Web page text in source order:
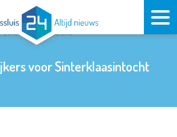
voor Sinterklaasintocht